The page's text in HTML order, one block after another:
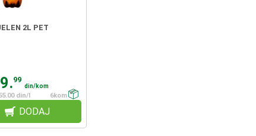
2L PET
99
din/kom
din/l
6kom
DODAJ